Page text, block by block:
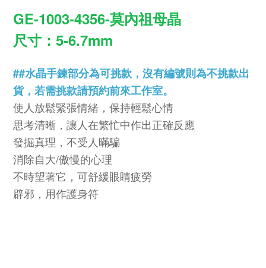
GE-1003-4356-莫內祖母晶
尺寸：5-6.7mm
##水晶手鍊部分為可挑款，沒有編號則為不挑款出
貨，若需挑款請預約前來工作室。
使人放鬆緊張情緒，保持輕鬆心情
思考清晰，讓人在繁忙中作出正確反應
發掘真理，不受人暪騙
消除自大/傲慢的心理
不時望著它，可舒緩眼睛疲勞
辟邪，用作護身符